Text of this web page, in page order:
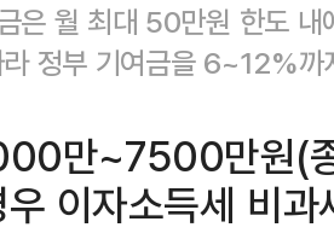
은 월 최대 50만원 한도
라 정부 기여금을 6~12%
만~7500만원
이자소득세 비